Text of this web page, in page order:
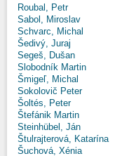
Roubal, Petr
Sabol, Miroslav
Schvarc, Michal
Šedivý, Juraj
Segeš, Dušan
Slobodník Martin
Šmigeľ, Michal
Sokolovič Peter
Šoltés, Peter
Štefánik Martin
Steinhübel, Ján
Štulrajterová, Katarína
Šuchová, Xénia